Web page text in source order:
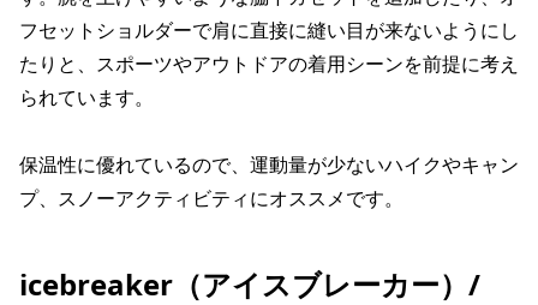
フセットショルダーで肩に直接に縫い目が来ないようにし
たりと、スポーツやアウトドアの着用シーンを前提に考え
られています。
保温性に優れているので、運動量が少ないハイクやキャン
プ、スノーアクティビティにオススメです。
icebreaker（アイスブレーカー）/